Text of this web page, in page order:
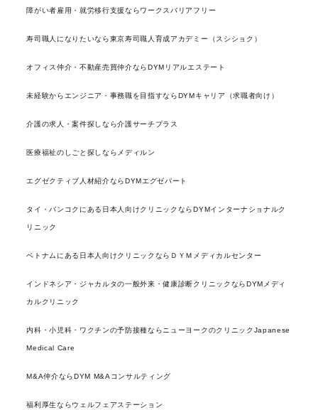
障がい者雇用・就労移行支援ならワークスバリアフリー
寿司職人になりたいなら東京寿司職人育成アカデミー（スシショク）
オフィス仲介・不動産売買仲介ならDYMリアルエステート
未経験からエンジニア・事務職を目指すならDYMキャリア（求職者向け）
介護の求人・案件探しなら介護サーチプラス
医療福祉のしごと探しならメディルン
エグゼクティブ人材紹介ならDYMエグゼパート
タイ・バンコクにある日本人向けクリニックならDYMインターナショナルク
リニック
ベトナムにある日本人向けクリニックならＤＹＭメディカルセンター
インドネシア・ジャカルタの一般外来・健康診断クリニックならDYMメディ
カルクリニック
内科・小児科・ワクチンの予防接種ならニューヨークのクリニックJapanese
Medical Care
M&A仲介ならDYM M&Aコンサルティング
福利厚生ならウェルフェアステーション